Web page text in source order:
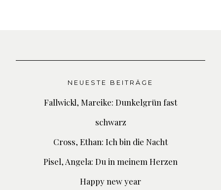
NEUESTE BEITRÄGE
Fallwickl, Mareike: Dunkelgrün fast
schwarz
Cross, Ethan: Ich bin die Nacht
Pisel, Angela: Du in meinem Herzen
Happy new year